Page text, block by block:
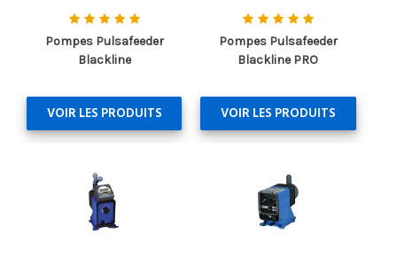
Pompes Pulsafeeder
Blackline
VOIR LES PRODUITS
Pompes Pulsafeeder
Blackline PRO
VOIR LES PRODUITS